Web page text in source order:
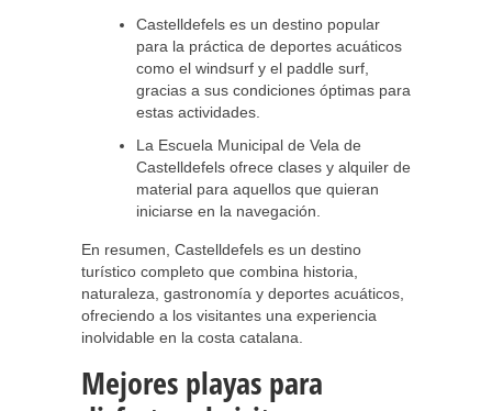
Castelldefels es un destino popular
para la práctica de deportes acuáticos
como el windsurf y el paddle surf,
gracias a sus condiciones óptimas para
estas actividades.
La Escuela Municipal de Vela de
Castelldefels ofrece clases y alquiler de
material para aquellos que quieran
iniciarse en la navegación.
En resumen, Castelldefels es un destino
turístico completo que combina historia,
naturaleza, gastronomía y deportes acuáticos,
ofreciendo a los visitantes una experiencia
inolvidable en la costa catalana.
Mejores playas para